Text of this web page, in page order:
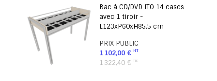
Bac à CD/DVD ITO 14 cases
avec 1 tiroir -
L123xP60xH85,5 cm
PRIX PUBLIC
1 102,00 €
1 322,40 €